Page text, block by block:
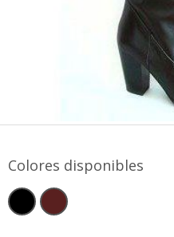
Colores disponibles